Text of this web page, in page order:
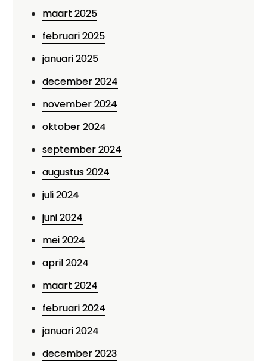
maart 2025
februari 2025
januari 2025
december 2024
november 2024
oktober 2024
september 2024
augustus 2024
juli 2024
juni 2024
mei 2024
april 2024
maart 2024
februari 2024
januari 2024
december 2023